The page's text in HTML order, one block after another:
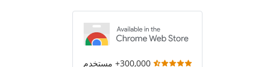
300,000+ مستخدم